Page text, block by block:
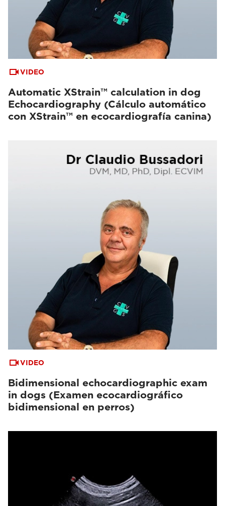
VIDEO
Automatic XStrain™ calculation in dog
Echocardiography (Cálculo automático
con XStrain™ en ecocardiografía canina)
VIDEO
Bidimensional echocardiographic exam
in dogs (Examen ecocardiográfico
bidimensional en perros)